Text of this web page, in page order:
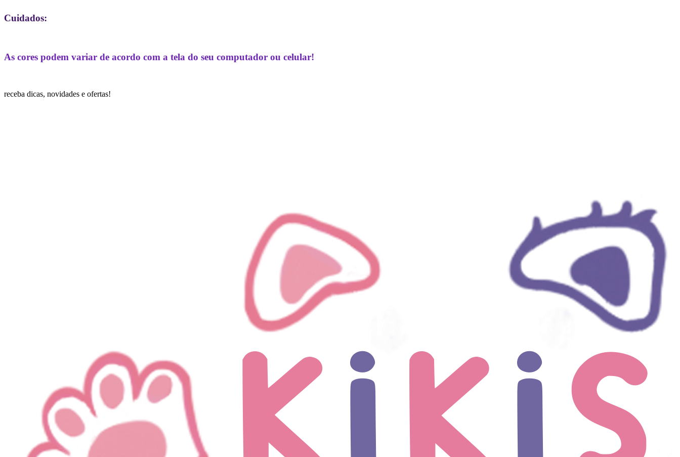
Cuidados:
As cores podem variar de acordo com a tela do seu computador ou celular!
receba dicas, novidades e ofertas!